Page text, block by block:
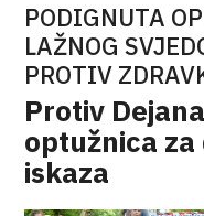
PODIGNUTA
LAŽNOG
PROTIV
Protiv
optužnica
iskaza